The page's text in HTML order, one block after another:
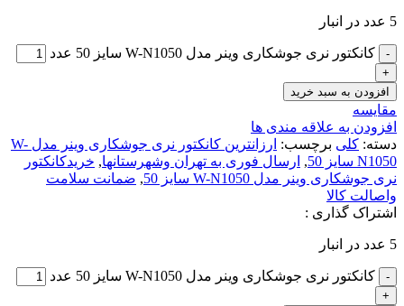
5 عدد در انبار
کانکتور نری جوشکاری وینر مدل W-N1050 سایز 50 عدد
افزودن به سبد خرید
مقایسه
افزودن به علاقه مندی ها
دسته: کلی برچسب:
ارزانترین کانکتور نری جوشکاری وینر مدل W-
N1050 سایز 50
, ارسال فوری به تهران وشهرستانها, خریدکانکتور
نری جوشکاری وینر مدل W-N1050 سایز 50
, ضمانت سلامت
واصالت کالا
اشتراک گذاری :
5 عدد در انبار
کانکتور نری جوشکاری وینر مدل W-N1050 سایز 50 عدد